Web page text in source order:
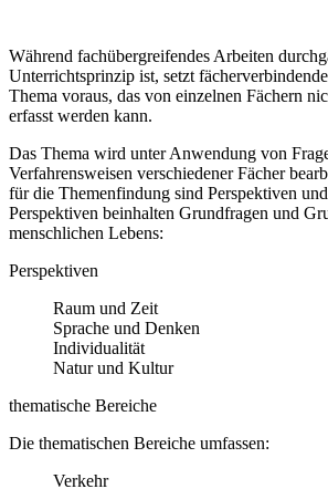
Während fachübergreifendes Arbeiten
Unterrichtsprinzip ist, setzt
Thema voraus, das von einzelnen Fächern
erfasst werden kann.
Das Thema wird unter Anwendung von
Verfahrensweisen verschiedener Fächer
für die Themenfindung sind Perspektiven
Perspektiven beinhalten Grundfragen und
menschlichen Lebens:
Perspektiven
Raum und Zeit
Sprache und Denken
Individualität
Natur und Kultur
thematische Bereiche
Die thematischen Bereiche umfassen:
Verkehr